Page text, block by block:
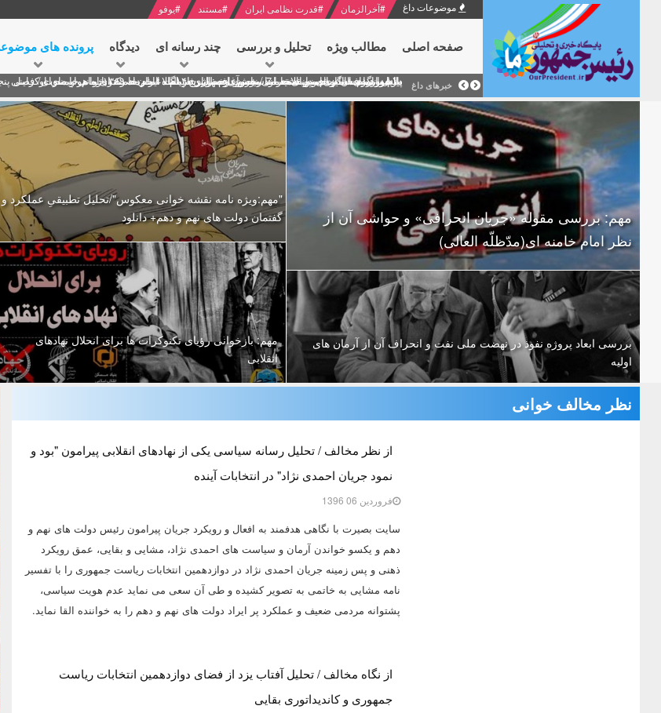
موضوعات داغ #آخرالزمان #قدرت نظامی ایران #مستند #یوفو
صفحه اصلی مطالب ویژه تحلیل و بررسی چند رسانه ای دیدگاه‌ پرونده های
خبرهای داغ منشور گفتمان امام و انقلاب - 7 /بخش دوم : شرح پیام ۱۰ خرداد ۱۳۶۹ امام خامنه ای/ فصل پنجم: حفظ عزّت و کرامت انقلابی
بازخوانی افشاگری سپهبد محمود منصور افسر ارشد اطلاعات مصر درباره هواپیمای اوکراینی
دلایل اهمیت سیزدهمین انتخابات ریاست جمهوری از نگاه امام خامنه ای
بیانات امام خامنه ای در سخنرانی نوروزی خطاب به ملت ایران + نکته خوانی و صوت
پیام نوروزی امام خامنه ای به مناسبت آغاز سال ۱۴۰۰
مهم: بررسی مقوله «جریان انحرافی» و حواشی آن از
نظر امام خامنه ای(مدّظلّه العالی)
بررسی ابعاد پروژه نفوذ در نهضت ملی نفت و انحراف آن از آرمان های
اولیه
"مهم:ویژه نامه نقشه خوانی معکوس"/تحلیل تطبیقیِ عملکرد و
گفتمان دولت های نهم و دهم+ دانلود
مهم: بازخوانی رؤیای تکنوکرات ها برای انحلال نهادهای
انقلابی
نظر مخالف خوانی
از نظر مخالف / تحلیل رسانه سیاسی یکی از نهادهای انقلابی پیرامون "بود و
نمود جریان احمدی نژاد" در انتخابات آینده
فروردين 06 1396
سایت بصیرت با نگاهی هدفمند به افعال و رویکرد جریان پیرامون رئیس دولت های نهم و
دهم و یکسو خواندن آرمان و سیاست های احمدی نژاد، مشایی و بقایی، عمق رویکرد
ذهنی و پس زمینه جریان احمدی نژاد در دوازدهمین انتخابات ریاست جمهوری را با تفسیر
نامه مشایی به خاتمی به تصویر کشیده و طی آن سعی می نماید عدم هویت سیاسی،
پشتوانه مردمی ضعیف و عملکرد پر ایراد دولت های نهم و دهم را به خواننده القا نماید.
از نگاه مخالف / تحلیل آفتاب یزد از فضای دوازدهمین انتخابات ریاست
جمهوری و کاندیداتوری بقایی